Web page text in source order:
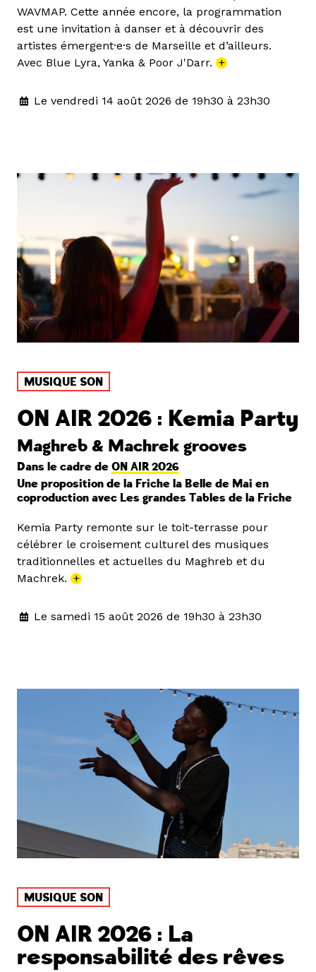
WAVMAP. Cette année encore, la programmation
est une invitation à danser et à découvrir des
artistes émergent·e·s de Marseille et d’ailleurs.
Avec Blue Lyra, Yanka & Poor J'Darr. +
Le vendredi 14 août 2026 de 19h30 à 23h30
MUSIQUE SON
ON AIR 2026 : Kemia Party
Maghreb & Machrek grooves
Dans le cadre de ON AIR 2026
Une proposition de la Friche la Belle de Mai en
coproduction avec Les grandes Tables de la Friche
Kemia Party remonte sur le toit-terrasse pour
célébrer le croisement culturel des musiques
traditionnelles et actuelles du Maghreb et du
Machrek. +
Le samedi 15 août 2026 de 19h30 à 23h30
MUSIQUE SON
ON AIR 2026 : La
responsabilité des rêves